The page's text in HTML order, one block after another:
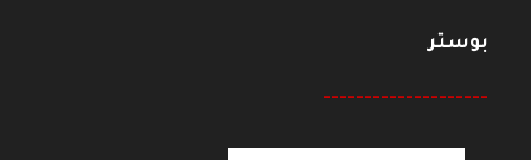
بوستر
--------------------